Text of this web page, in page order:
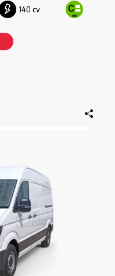
140 cv